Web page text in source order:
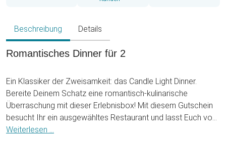
Beschreibung Details
Romantisches Dinner für 2
Ein Klassiker der Zweisamkeit: das Candle Light Dinner.
Bereite Deinem Schatz eine romantisch-kulinarische
Überraschung mit dieser Erlebnisbox! Mit diesem Gutschein
besucht Ihr ein ausgewähltes Restaurant und lasst Euch von
den dortigen Meisterköchen verwöhnen. Ein köstliches 4-
Weiterlesen ...